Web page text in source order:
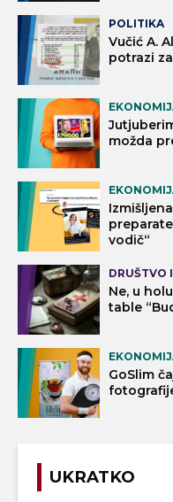
POLITIKA
Vučić A.
potrazi
možda
vodič“
DRUŠTVO
Ne, u
table
GoSlim
UKRATKO